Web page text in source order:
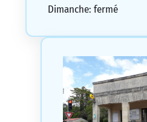
Dimanche: fermé